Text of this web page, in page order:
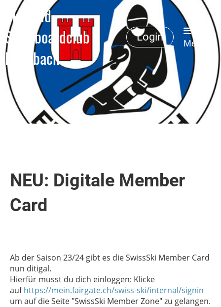
Ski- und
Snowboardclub
Erlenbach
Login
Menü
NEU: Digitale Member
Card
Ab der Saison 23/24 gibt es die SwissSki Member Card
nun ditigal.
Hierfür musst du dich einloggen: Klicke
aufhttps://mein.fairgate.ch/swiss-ski/internal/signin
um auf die Seite "SwissSki Member Zone" zu gelangen.